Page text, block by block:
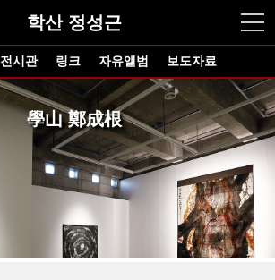
학산 정성근
전시관 링크 자유앨범 보도자료
學山 鄭成根